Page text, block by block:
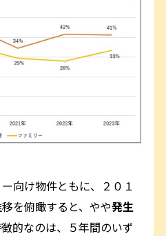
向け物件ともに、２０１
を俯瞰すると、やや発生
的なのは、５年間のいず